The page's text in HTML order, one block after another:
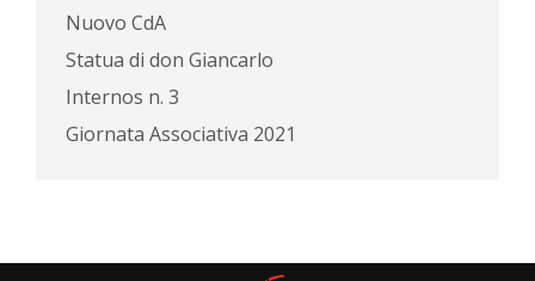
Nuovo CdA
Statua di don Giancarlo
Internos n. 3
Giornata Associativa 2021